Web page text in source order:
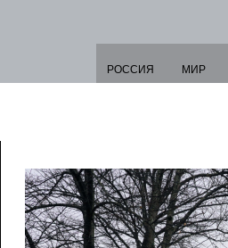
РОССИЯ МИР